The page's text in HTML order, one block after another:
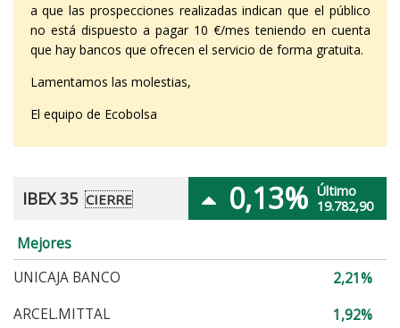
a que las prospecciones realizadas indican que el público
no está dispuesto a pagar 10 €/mes teniendo en cuenta
que hay bancos que ofrecen el servicio de forma gratuita.
Lamentamos las molestias,
El equipo de Ecobolsa
IBEX 35 CIERRE 0,13% Último
19.782,90
Mejores
UNICAJA BANCO
2,21%
ARCEL.MITTAL
1,92%